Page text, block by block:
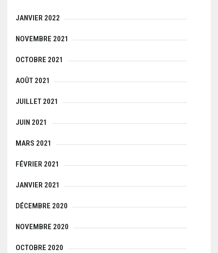
JANVIER 2022
NOVEMBRE 2021
OCTOBRE 2021
AOÛT 2021
JUILLET 2021
JUIN 2021
MARS 2021
FÉVRIER 2021
JANVIER 2021
DÉCEMBRE 2020
NOVEMBRE 2020
OCTOBRE 2020